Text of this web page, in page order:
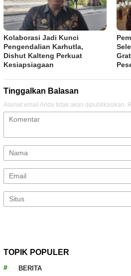
Kolaborasi Jadi Kunci
Pengendalian Karhutla,
Dishut Kalteng Perkuat
Kesiapsiagaan
Tinggalkan Balasan
Alamat email Anda tidak akan dipublikasikan.
TOPIK POPULER
BERITA